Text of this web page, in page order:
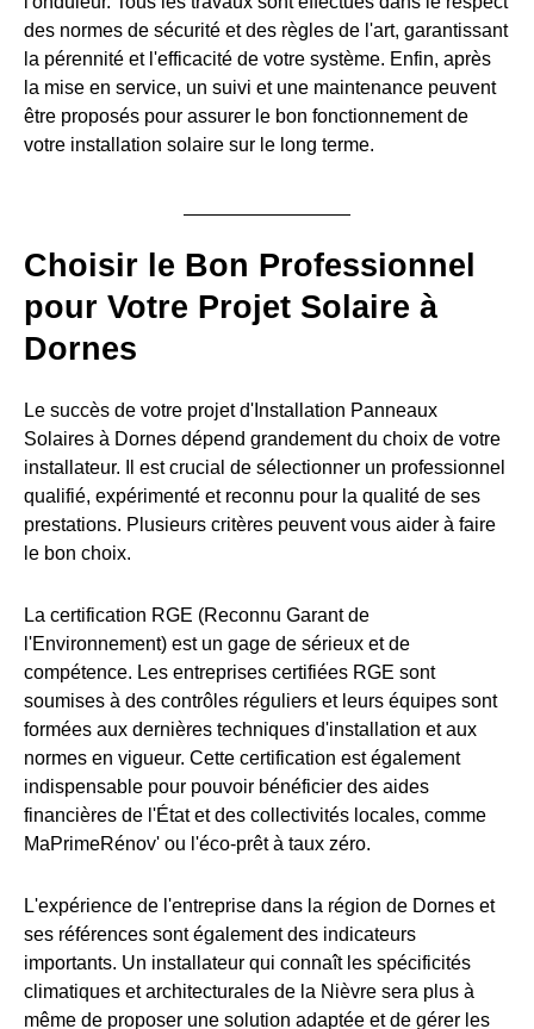
des normes de sécurité et des règles de l'art, garantissant
la pérennité et l'efficacité de votre système. Enfin, après
la mise en service, un suivi et une maintenance peuvent
être proposés pour assurer le bon fonctionnement de
votre installation solaire sur le long terme.
Choisir le Bon Professionnel
pour Votre Projet Solaire à
Dornes
Le succès de votre projet d'Installation Panneaux
Solaires à Dornes dépend grandement du choix de votre
installateur. Il est crucial de sélectionner un professionnel
qualifié, expérimenté et reconnu pour la qualité de ses
prestations. Plusieurs critères peuvent vous aider à faire
le bon choix.
La certification RGE (Reconnu Garant de
l'Environnement) est un gage de sérieux et de
compétence. Les entreprises certifiées RGE sont
soumises à des contrôles réguliers et leurs équipes sont
formées aux dernières techniques d'installation et aux
normes en vigueur. Cette certification est également
indispensable pour pouvoir bénéficier des aides
financières de l'État et des collectivités locales, comme
MaPrimeRénov' ou l'éco-prêt à taux zéro.
L'expérience de l'entreprise dans la région de Dornes et
ses références sont également des indicateurs
importants. Un installateur qui connaît les spécificités
climatiques et architecturales de la Nièvre sera plus à
même de proposer une solution adaptée et de gérer les